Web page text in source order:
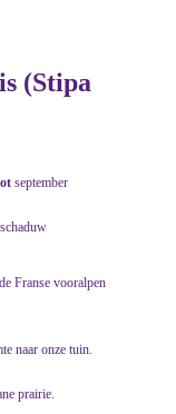
(Stipa
september
Franse vooralpen
naar onze tuin.
prairie.